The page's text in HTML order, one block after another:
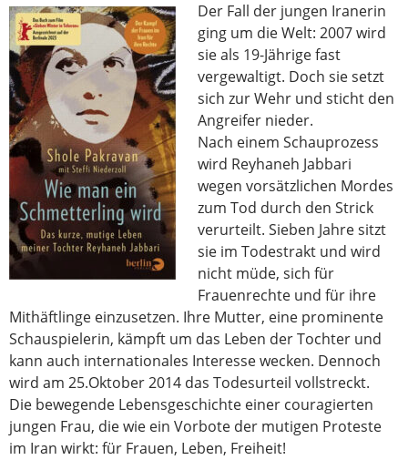
Der Fall der jungen Iranerin
ging um die Welt: 2007 wird
sie als 19-Jährige fast
vergewaltigt. Doch sie setzt
sich zur Wehr und sticht den
Angreifer nieder.
Nach einem Schauprozess
wird Reyhaneh Jabbari
wegen vorsätzlichen Mordes
zum Tod durch den Strick
verurteilt. Sieben Jahre sitzt
sie im Todestrakt und wird
nicht müde, sich für
Frauenrechte und für ihre
Mithäftlinge einzusetzen. Ihre Mutter, eine prominente
Schauspielerin, kämpft um das Leben der Tochter und
kann auch internationales Interesse wecken. Dennoch
wird am 25.Oktober 2014 das Todesurteil vollstreckt.
Die bewegende Lebensgeschichte einer couragierten
jungen Frau, die wie ein Vorbote der mutigen Proteste
im Iran wirkt: für Frauen, Leben, Freiheit!